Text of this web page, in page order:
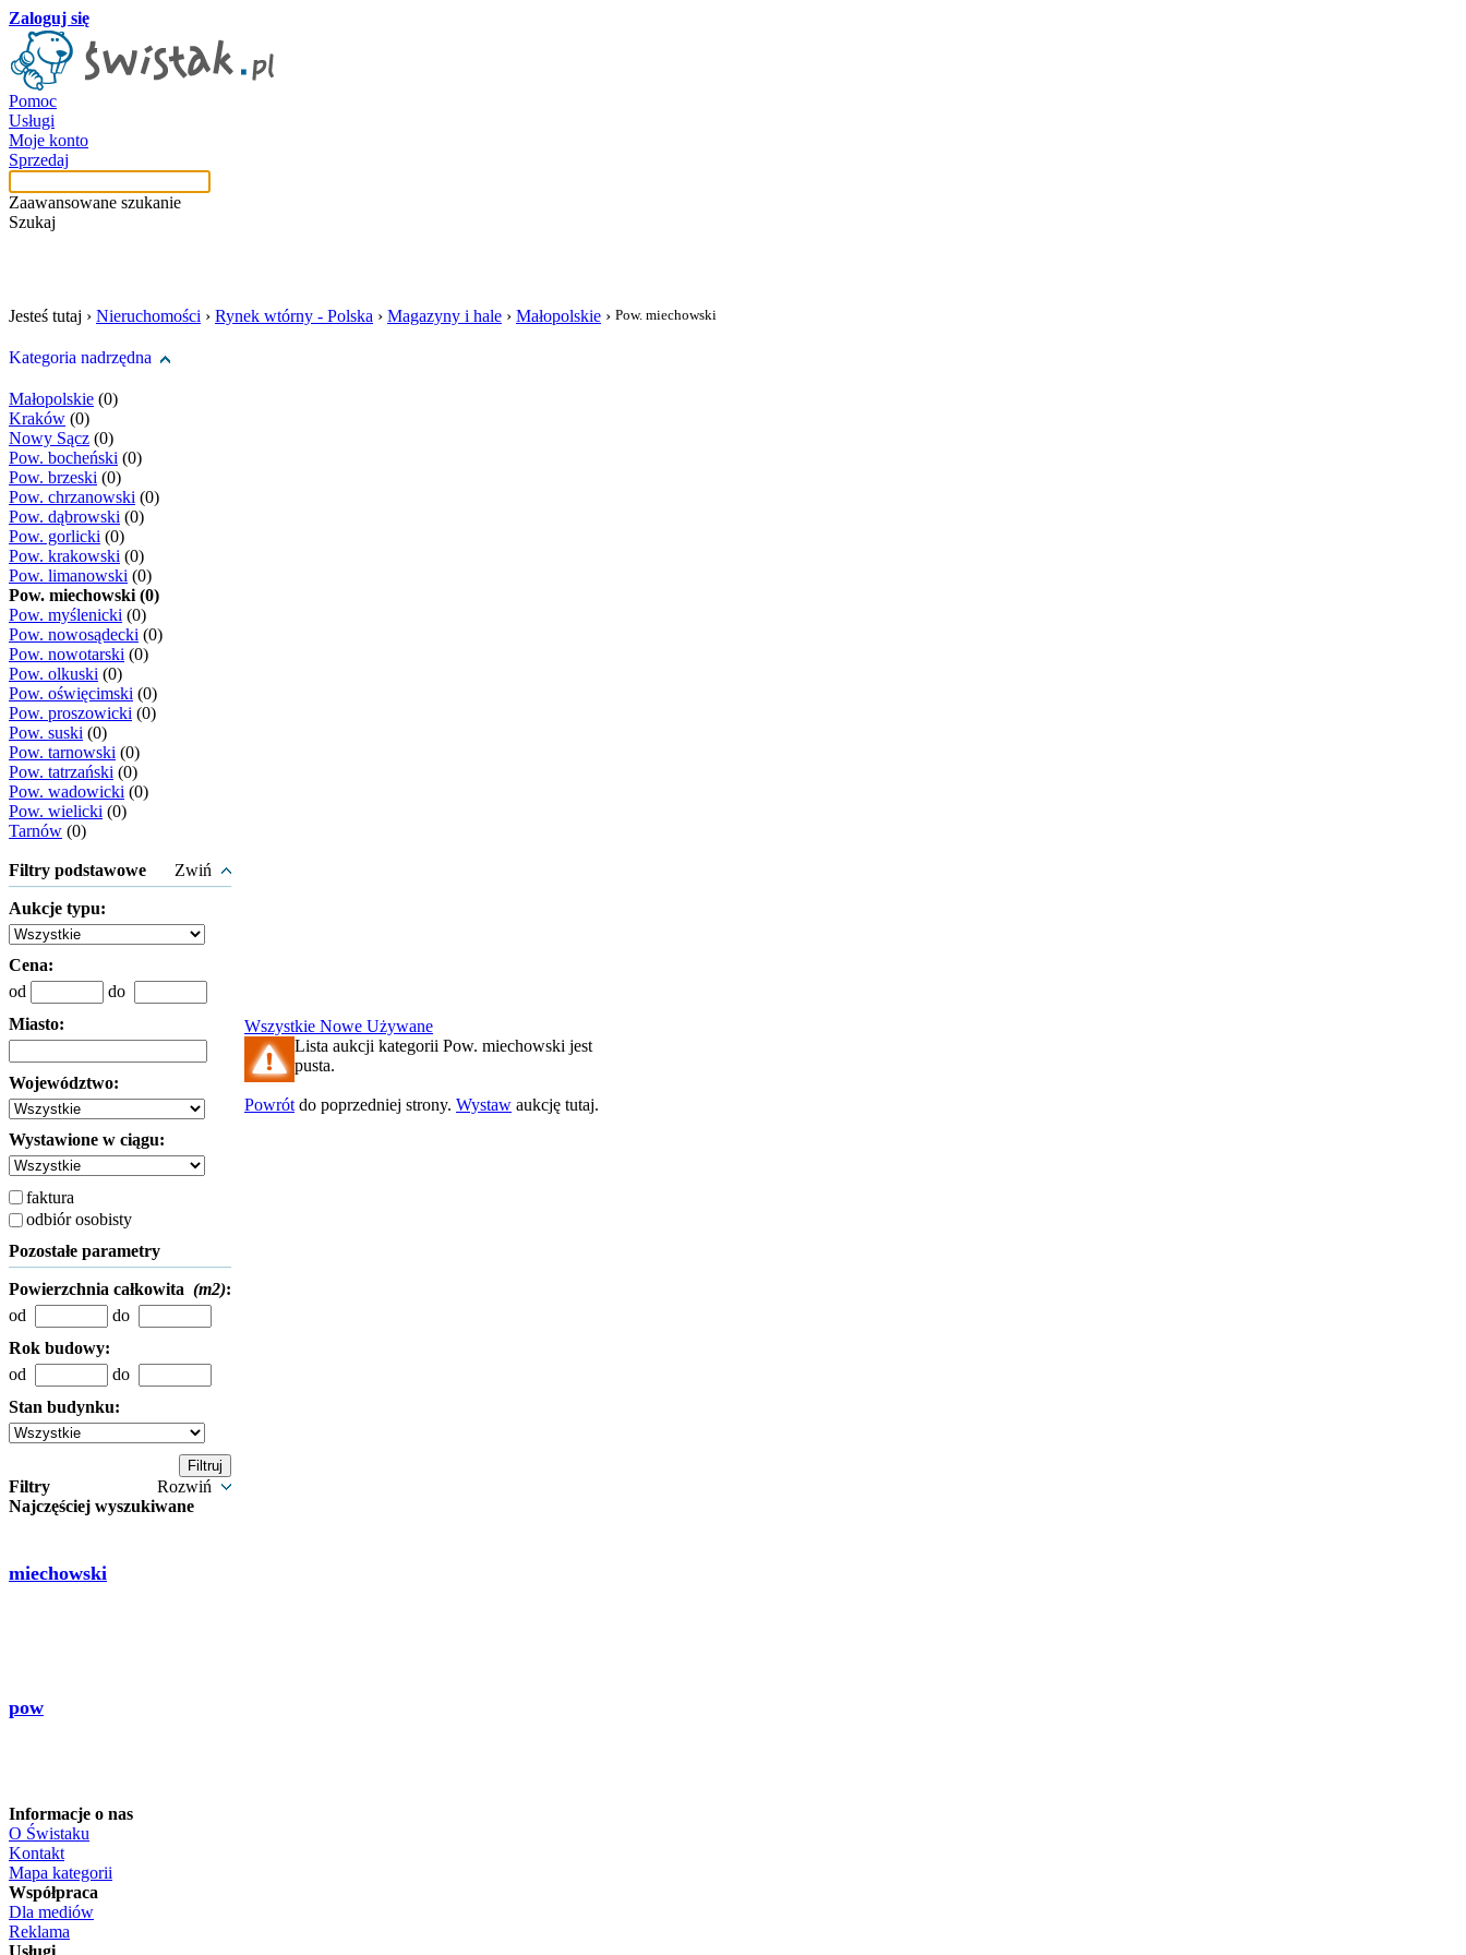
Zaloguj się
Pomoc
Usługi
Moje konto
Sprzedaj
Zaawansowane szukanie
Szukaj
Jesteś tutaj › Nieruchomości › Rynek wtórny - Polska › Magazyny i hale › Małopolskie › Pow. miechowski
Kategoria nadrzędna
Małopolskie (0)
Kraków (0)
Nowy Sącz (0)
Pow. bocheński (0)
Pow. brzeski (0)
Pow. chrzanowski (0)
Pow. dąbrowski (0)
Pow. gorlicki (0)
Pow. krakowski (0)
Pow. limanowski (0)
Pow. miechowski (0)
Pow. myślenicki (0)
Pow. nowosądecki (0)
Pow. nowotarski (0)
Pow. olkuski (0)
Pow. oświęcimski (0)
Pow. proszowicki (0)
Pow. suski (0)
Pow. tarnowski (0)
Pow. tatrzański (0)
Pow. wadowicki (0)
Pow. wielicki (0)
Tarnów (0)
Filtry podstawowe Zwiń
Aukcje typu:
Cena:
od
do
Miasto:
Województwo:
Wystawione w ciągu:
faktura
odbiór osobisty
Pozostałe parametry
Powierzchnia całkowita (m2):
od
do
Rok budowy:
od
do
Stan budynku:
Filtry
Rozwiń
Najczęściej wyszukiwane
miechowski
pow
Wszystkie Nowe Używane
Lista aukcji kategorii Pow. miechowski jest
pusta.
Powrót do poprzedniej strony. Wystaw aukcję tutaj.
Informacje o nas
O Świstaku
Kontakt
Mapa kategorii
Współpraca
Dla mediów
Reklama
Usługi